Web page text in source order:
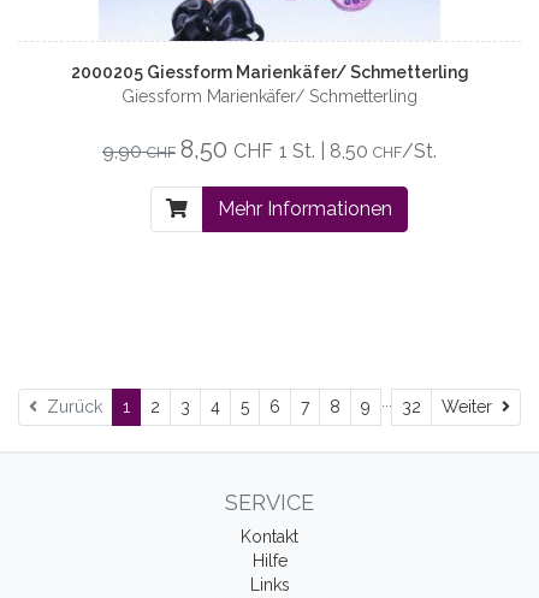
2000205 Giessform Marienkäfer/ Schmetterling
Giessform Marienkäfer/ Schmetterling
9,90CHF 8,50 CHF 1 St. | 8,50 CHF/St.
Mehr Informationen
Zurück 1 2 3 4 5 6 7 8 9 32 Weiter
SERVICE
Kontakt
Hilfe
Links